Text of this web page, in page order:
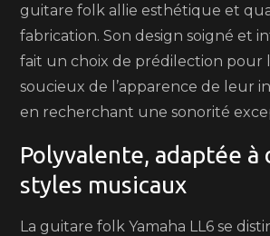
guitare folk allie esthétique et
fabrication. Son design soigné et
fait un choix de prédilection pour
soucieux de l’apparence de leur
en recherchant une sonorité
Polyvalente, adaptée
styles musicaux
La guitare folk Yamaha LL6 se